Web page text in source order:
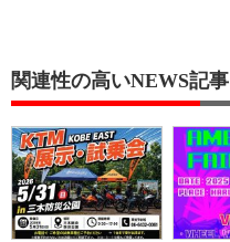
関連性の高いNEWS記事